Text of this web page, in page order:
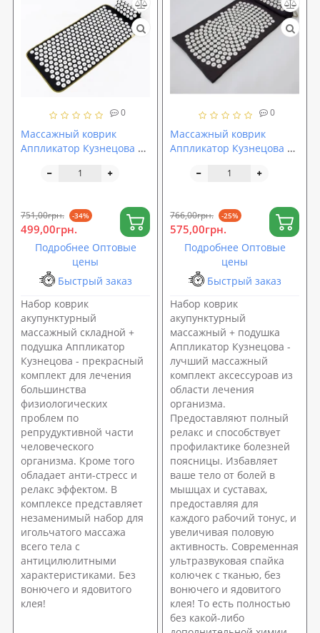
0
Массажный коврик
Аппликатор Кузнецова +
спины/шеи/ног/стоп
751,00грн. -34%
499,00грн.
Подробнее Оптовые
цены
Быстрый заказ
Набор коврик
акупунктурный
массажный складной +
подушка Аппликатор
Кузнецова - прекрасный
комплект для лечения
большинства
физиологических
проблем по
репрудуктивной части
человеческого
организма. Кроме того
обладает анти-стресс и
релакс эффектом. В
комплексе представляет
незаменимый набор для
игольчатого массажа
всего тела с
антицилюлитными
характеристиками. Без
вонючего и ядовитого
клея!
0
Массажный коврик
Аппликатор Кузнецова +
спины/шеи/ног/стоп/
766,00грн. -25%
575,00грн.
Подробнее Оптовые
цены
Быстрый заказ
Набор коврик
акупунктурный
массажный + подушка
Аппликатор Кузнецова -
лучший массажный
комплект аксессуроав из
области лечения
организма.
Предоставляют полный
релакс и способствует
профилактике болезней
поясницы. Избавляет
ваше тело от болей в
мышцах и суставах,
предоставляя для
каждого рабочий тонус, и
увеличивая половую
активность. Современная
ультразвуковая спайка
колючек с тканью, без
вонючего и ядовитого
клея! То есть полностью
без какой-либо